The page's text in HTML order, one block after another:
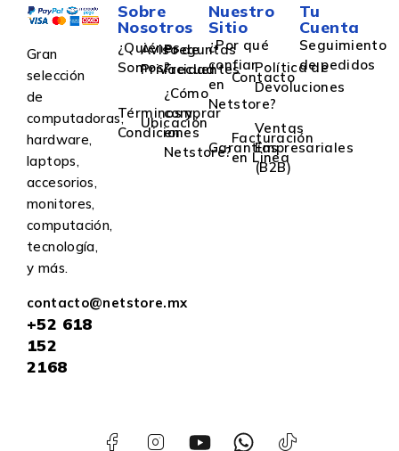
Gran
selección
de
computadoras,
hardware,
laptops,
accesorios,
monitores,
computación,
tecnología,
y más.
contacto@netstore.mx
+52 618
152
2168
Sobre
Nosotros
¿Quiénes
Somos?
Aviso de
Privacidad
Preguntas
Frecuentes
Términos y
Condiciones
Ubicación
¿Cómo
comprar
en
Netstore?
Nuestro
Sitio
¿Por qué
confiar
en
Netstore?
Contacto
Política de
Devoluciones
Garantías
Facturación
en Linea
Ventas
Empresariales
(B2B)
Tu
Cuenta
Seguimiento
de pedidos